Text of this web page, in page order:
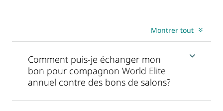
Montrer tout
Comment puis-je échanger mon
bon pour compagnon World Elite
annuel contre des bons de salons?